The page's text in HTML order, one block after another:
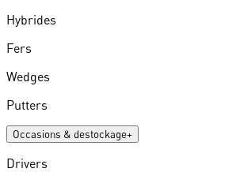
Hybrides
Fers
Wedges
Putters
Occasions & destockage+
Drivers